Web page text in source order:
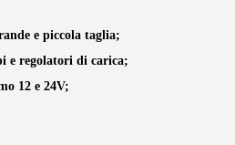
e piccola taglia;
e regolatori di carica;
12 e 24V;